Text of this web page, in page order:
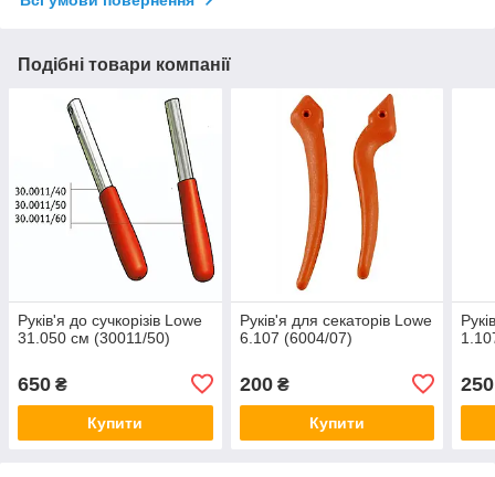
Подібні товари компанії
Руків'я до сучкорізів Lowe
31.050 см (30011/50)
650 ₴
Купити
Руків'я для секаторів Lowe
6.107 (6004/07)
200₴
Купити
250